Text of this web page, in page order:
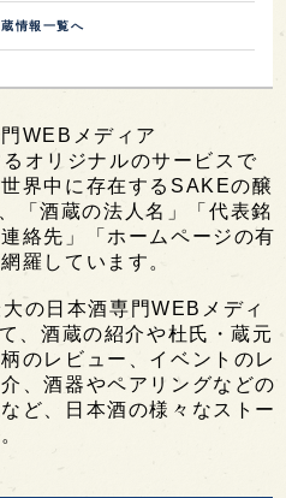
情報一覧へ
WEBメディア
オリジナルのサービスで
界中に存在するSAKEの醸
「酒蔵の法人名」「代表銘
絡先」「ホームページの有
羅しています。
の日本酒専門WEBメディ
、酒蔵の紹介や杜氏・蔵元
のレビュー、イベントのレ
、酒器やペアリングなどの
ど、日本酒の様々なストー